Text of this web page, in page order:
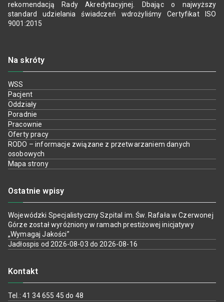
rekomendacją Rady Akredytacyjnej. Dbając o najwyższy
standard udzielania świadczeń wdrożyliśmy Certyfikat ISO
9001:2015
Na skróty
WSS
Pacjent
Oddziały
Poradnie
Pracownie
Oferty pracy
RODO – informacje związane z przetwarzaniem danych
osobowych
Mapa strony
Ostatnie wpisy
Wojewódzki Specjalistyczny Szpital im. Św. Rafała w Czerwonej
Górze został wyróżniony w ramach prestiżowej inicjatywy
„Wymagaj Jakości”
Jadłospis od 2026-08-03 do 2026-08-16
Kontakt
Tel.: 41 34 655 45 do 48